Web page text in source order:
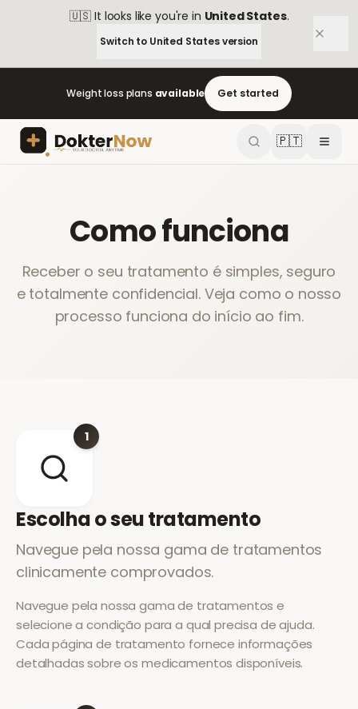
🇺🇸 It looks like you're in United States.
Switch to United Statesversion
Weight loss plans available Get started
🇵🇹
Como funciona
Receber o seu tratamento é simples, seguro
e totalmente confidencial. Veja como o nosso
processo funciona do início ao fim.
1
Escolha o seu tratamento
Navegue pela nossa gama de tratamentos
clinicamente comprovados.
Navegue pela nossa gama de tratamentos e
selecione a condição para a qual precisa de ajuda.
Cada página de tratamento fornece informações
detalhadas sobre os medicamentos disponíveis.